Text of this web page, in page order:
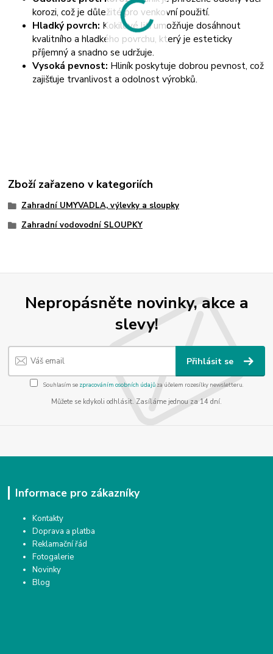
korozi, což je důležité pro venkovní použití.
Hladký povrch: Kokilové lití umožňuje dosáhnout
kvalitního a hladkého povrchu, který je esteticky
příjemný a snadno se udržuje.
Vysoká pevnost: Hliník poskytuje dobrou pevnost, což
zajišťuje trvanlivost a odolnost výrobků.
Zboží zařazeno v kategoriích
Zahradní UMYVADLA, výlevky a sloupky
Zahradní vodovodní SLOUPKY
Nepropásněte novinky, akce a
slevy!
Přihlásit se
Souhlasím se zpracováním osobních údajůza účelem rozesílky newsletteru.
Můžete se kdykoli odhlásit. Zasíláme jednou za 14 dní.
Informace pro zákazníky
Kontakty
Doprava a platba
Reklamační řád
Fotogalerie
Novinky
Blog